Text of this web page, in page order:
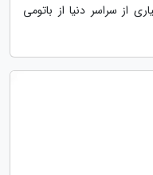
از سراسر دنیا از باتومی